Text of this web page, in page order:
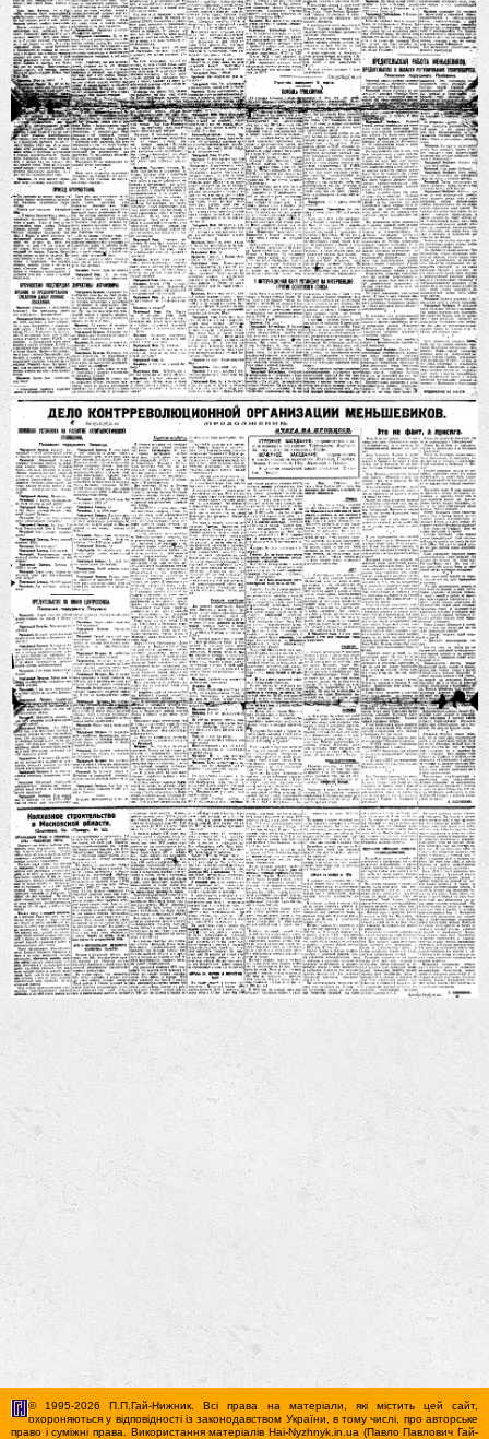
© 1995-2026 П.П.Гай-Нижник. Всі права на матеріали, які містить цей сайт,
охороняються у відповідності із законодавством України, в тому числі, про авторське
право і суміжні права. Використання матерiалiв Hai-Nyzhnyk.in.ua (Павло Павлович Гай-